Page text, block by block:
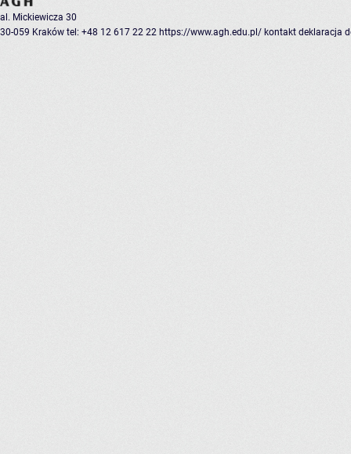
al. Mickiewicza 30
30-059 Kraków tel: +48 12 617 22 22 https://www.agh.edu.pl/ kontakt deklaracja